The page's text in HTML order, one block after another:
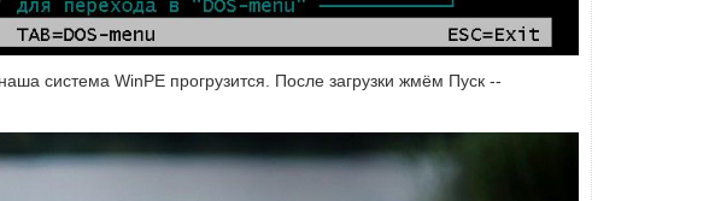
система WinPE прогрузится. После загрузки жмём Пуск --